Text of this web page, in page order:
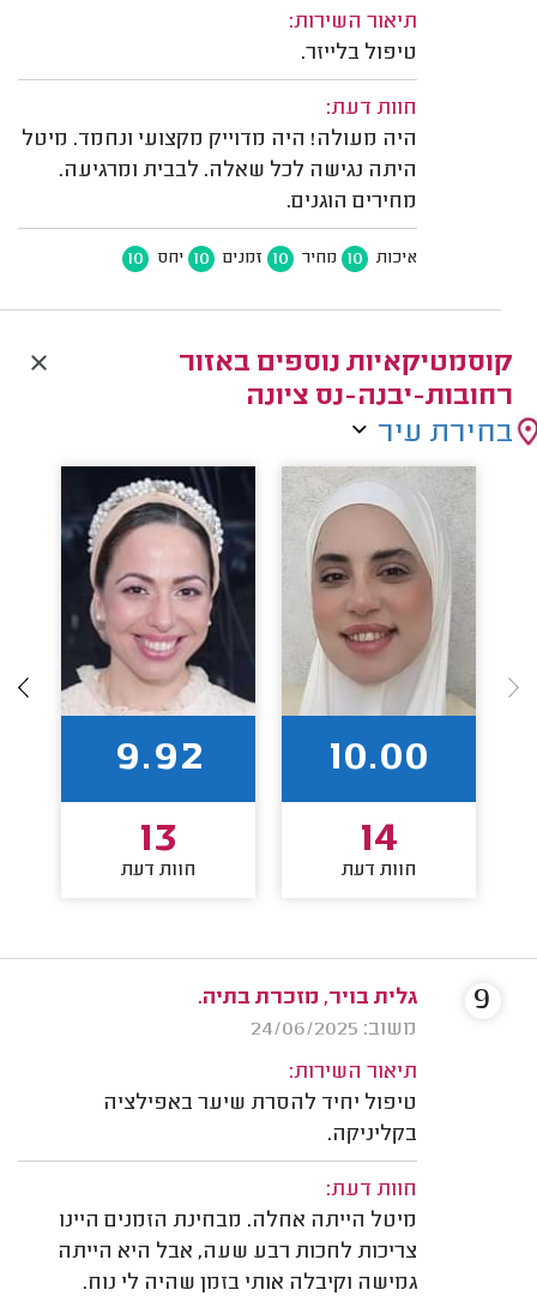
תיאור השירות:
טיפול בלייזר.
חוות דעת:
היה מעולה! היה מדוייק מקצועי ונחמד. מיטל
היתה נגישה לכל שאלה. לבבית ומרגיעה.
מחירים הוגנים.
איכות 10 מחיר 10 זמנים 10 יחס 10
קוסמטיקאיות נוספים באזור
רחובות-יבנה-נס ציונה
בחירת עיר
10.00
14
חוות דעת
9.92
13
חוות דעת
גלית בויר, מזכרת בתיה.
משוב: 24/06/2025
תיאור השירות:
טיפול יחיד להסרת שיער באפילציה
בקליניקה.
חוות דעת:
מיטל הייתה אחלה. מבחינת הזמנים היינו
צריכות לחכות רבע שעה, אבל היא הייתה
גמישה וקיבלה אותי בזמן שהיה לי נוח.
9